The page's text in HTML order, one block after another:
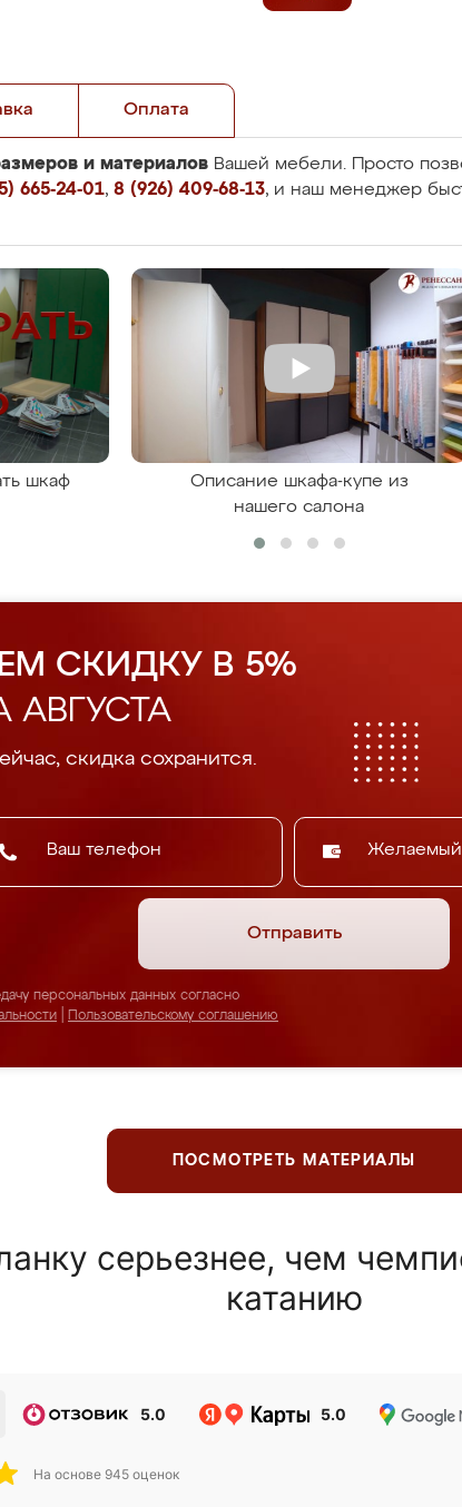
Оплата
и материалов Вашей мебели. Просто
665-24-01, 8 (926) 409-68-13, и наш менеджер
шкаф
Описание шкафа-купе из
нашего салона
СКИДКУ В 5%
скидка сохранится.
Отправить
персональных данных согласно
Пользовательскому соглашению
ПОСМОТРЕТЬ МАТЕРИАЛЫ
серьезнее, чем
катанию
5.0 5.0
На основе 945 оценок